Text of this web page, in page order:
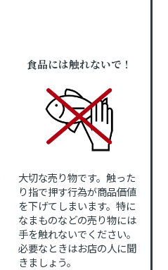
食品には触れないで！
大切な売り物です。触った
り指で押す行為が商品価値
を下げてしまいます。特に
なまものなどの売り物には
手を触れないでください。
必要なときはお店の人に聞
きましょう。